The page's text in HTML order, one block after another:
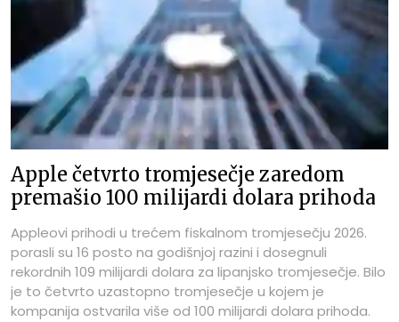
Apple četvrto tromjesečje zaredom
premašio 100 milijardi dolara prihoda
Appleovi prihodi u trećem fiskalnom tromjesečju 2026.
porasli su 16 posto na godišnjoj razini i dosegnuli
rekordnih 109 milijardi dolara za lipanjsko tromjesečje. Bilo
je to četvrto uzastopno tromjesečje u kojem je
kompanija ostvarila više od 100 milijardi dolara prihoda.